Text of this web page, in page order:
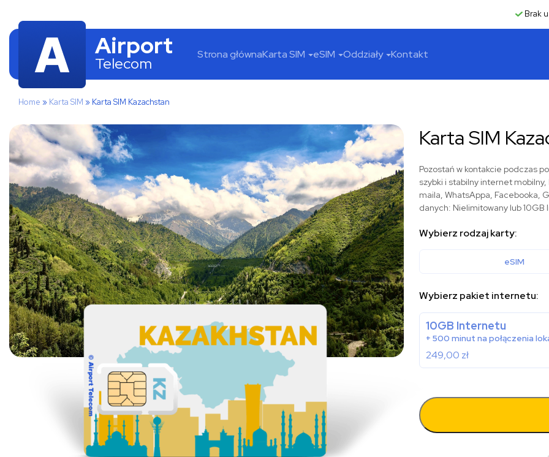
Brak
Airport
Telecom Strona głównaKarta SIM eSIM Oddziały Kontakt
Home » Karta SIM » Karta SIM Kazachstan
Karta SIM
Pozostań w kontakcie podczas
szybki i stabilny internet
maila, WhatsAppa, Facebooka,
danych: Nielimitowany lub 10GB
Wybierz rodzaj karty:
eSIM
Wybierz pakiet internetu:
10GB Internetu
+ 500 minut na połączenia
249,00 zł